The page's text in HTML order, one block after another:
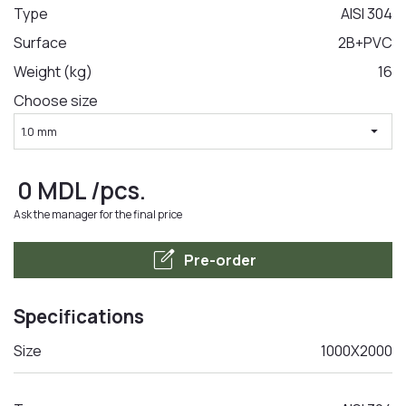
LA COMANDA
Type
AISI 304
Surface
2B+PVC
Weight (kg)
16
Choose size
1.0 mm arrow_drop_down
0 MDL/pcs.
Ask the manager for the final price
edit_square Pre-order
Specifications
Size 1000X2000